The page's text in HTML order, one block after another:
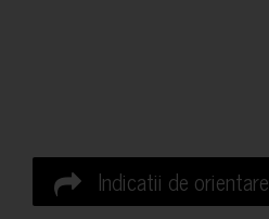
Indicatii de orientare